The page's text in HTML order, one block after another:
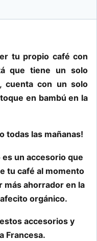
tu propio café con
que tiene un solo
cuenta con un solo
en bambú en la
todas las mañanas!
un accesorio que
tu café al momento
más ahorrador en la
orgánico.
accesorios y
Francesa.